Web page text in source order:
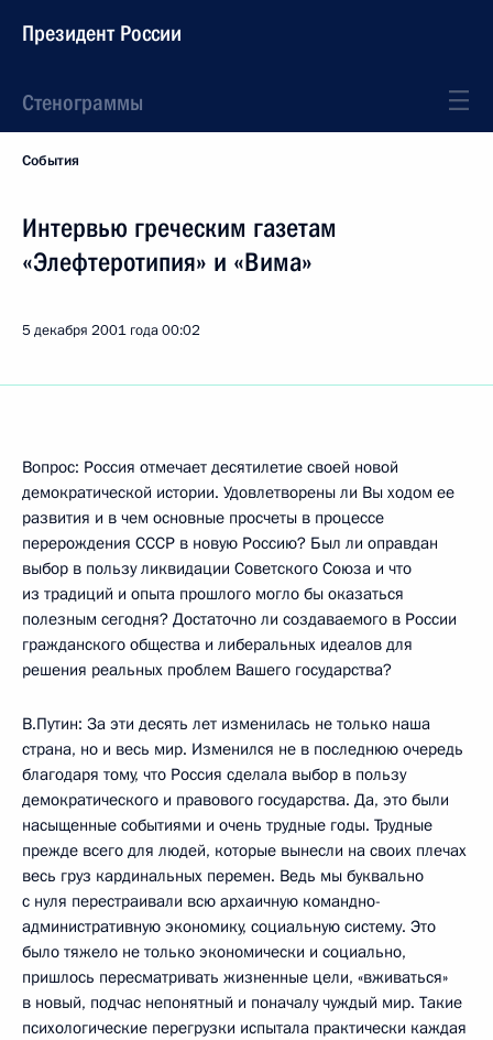
Президент России
Стенограммы
События
Интервью греческим газетам
«Элефтеротипия» и «Вима»
5 декабря 2001 года00:02
Вопрос: Россия отмечает десятилетие своей новой
демократической истории. Удовлетворены ли Вы ходом ее
развития и в чем основные просчеты в процессе
перерождения СССР в новую Россию? Был ли оправдан
выбор в пользу ликвидации Советского Союза и что
из традиций и опыта прошлого могло бы оказаться
полезным сегодня? Достаточно ли создаваемого в России
гражданского общества и либеральных идеалов для
решения реальных проблем Вашего государства?
В.Путин: За эти десять лет изменилась не только наша
страна, но и весь мир. Изменился не в последнюю очередь
благодаря тому, что Россия сделала выбор в пользу
демократического и правового государства. Да, это были
насыщенные событиями и очень трудные годы. Трудные
прежде всего для людей, которые вынесли на своих плечах
весь груз кардинальных перемен. Ведь мы буквально
с нуля перестраивали всю архаичную командно-
административную экономику, социальную систему. Это
было тяжело не только экономически и социально,
пришлось пересматривать жизненные цели, «вживаться»
в новый, подчас непонятный и поначалу чуждый мир. Такие
психологические перегрузки испытала практически каждая